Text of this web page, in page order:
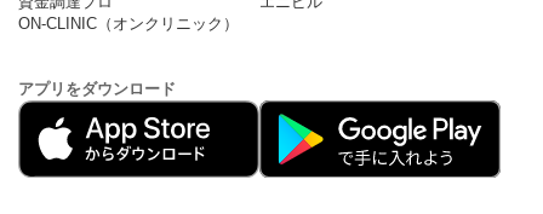
ON-CLINIC（オンクリニック）
アプリをダウンロード